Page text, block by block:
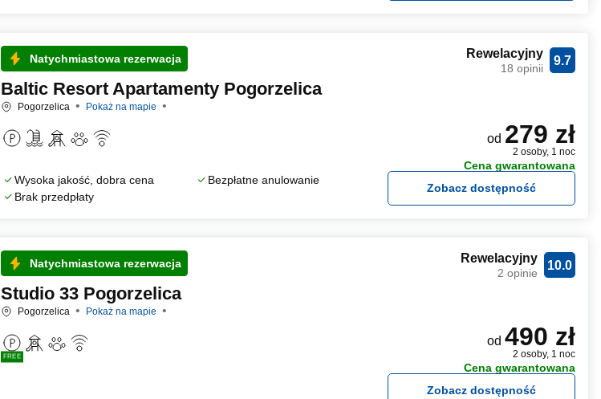
Natychmiastowa rezerwacja
Baltic Resort Apartamenty Pogorzelica
Pogorzelica Pokaż na mapie
Wysoka jakość, dobra cena
Bezpłatne anulowanie
Brak przedpłaty
9.7
Rewelacyjny
18 opinii
od 279 zł
2 osoby, 1 noc
Cena gwarantowana
Zobacz dostępność
Natychmiastowa rezerwacja
Studio 33 Pogorzelica
Pogorzelica Pokaż na mapie
FREE
10.0
Rewelacyjny
2 opinie
od 490 zł
2 osoby, 1 noc
Cena gwarantowana
Zobacz dostępność